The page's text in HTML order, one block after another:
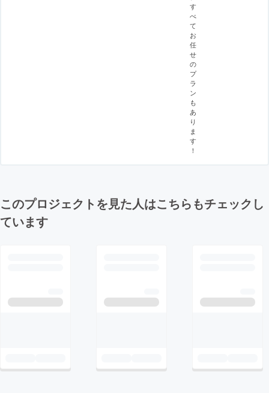
す
べ
て
お
任
せ
の
プ
ラ
ン
も
あ
り
ま
す
！
このプロジェクトを見た人はこちらもチェックし
ています